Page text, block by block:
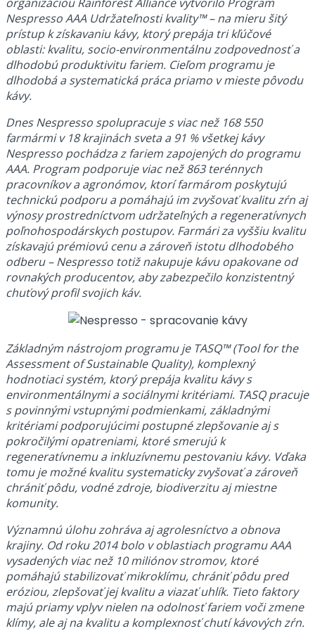
Nespresso AAA Udržateľnosti kvality™ – na mieru šitý
prístup k získavaniu kávy, ktorý prepája tri kľúčové
oblasti: kvalitu, socio-environmentálnu zodpovednosť a
dlhodobú produktivitu fariem. Cieľom programu je
dlhodobá a systematická práca priamo v mieste pôvodu
kávy.
Dnes Nespresso spolupracuje s viac než 168 550
farmármi v 18 krajinách sveta a 91 % všetkej kávy
Nespresso pochádza z fariem zapojených do programu
AAA. Program podporuje viac než 863 terénnych
pracovníkov a agronómov, ktorí farmárom poskytujú
technickú podporu a pomáhajú im zvyšovať kvalitu zŕn aj
výnosy prostredníctvom udržateľných a regeneratívnych
poľnohospodárskych postupov. Farmári za vyššiu kvalitu
získavajú prémiovú cenu a zároveň istotu dlhodobého
odberu – Nespresso totiž nakupuje kávu opakovane od
rovnakých producentov, aby zabezpečilo konzistentný
chuťový profil svojich káv.
Základným nástrojom programu je TASQ™ (Tool for the
Assessment of Sustainable Quality), komplexný
hodnotiaci systém, ktorý prepája kvalitu kávy s
environmentálnymi a sociálnymi kritériami. TASQ pracuje
s povinnými vstupnými podmienkami, základnými
kritériami podporujúcimi postupné zlepšovanie aj s
pokročilými opatreniami, ktoré smerujú k
regeneratívnemu a inkluzívnemu pestovaniu kávy. Vďaka
tomu je možné kvalitu systematicky zvyšovať a zároveň
chrániť pôdu, vodné zdroje, biodiverzitu aj miestne
komunity.
Významnú úlohu zohráva aj agrolesníctvo a obnova
krajiny. Od roku 2014 bolo v oblastiach programu AAA
vysadených viac než 10 miliónov stromov, ktoré
pomáhajú stabilizovať mikroklímu, chrániť pôdu pred
eróziou, zlepšovať jej kvalitu a viazať uhlík. Tieto faktory
majú priamy vplyv nielen na odolnosť fariem voči zmene
klímy, ale aj na kvalitu a komplexnosť chutí kávových zŕn.